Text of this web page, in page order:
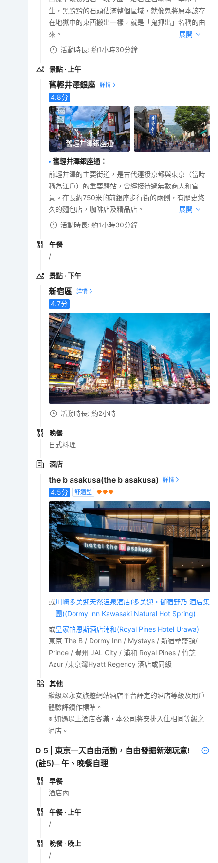
生，黑黔黔的石頭佔滿整個區域，就像鬼將原本該存
在地獄中的東西搬出一樣，就是「鬼押出」名稱的由
來。
展開
活動時長: 約1小時30分鐘
景點 · 上午
舊輕井澤銀座
4.8分
舊輕井澤銀座通
舊輕井澤銀座通 ：
前輕井澤的主要街道，是古代連接京都與東京（當時
稱為江戶）的重要驛站，曾經接待過無數商人和官
員。在長約750米的前銀座步行街的兩側，有歷史悠
久的麵包店，咖啡店及精品店。
展開
活動時長: 約1小時30分鐘
午餐
/
景點 · 下午
新宿區
4.7分
活動時長: 約2小時
晚餐
日式料理
酒店
the b asakusa(the b asakusa)
4.5分 舒適型
或川崎多美迎天然温泉酒店(多美迎・御宿野乃 酒店集
團)(Dormy Inn Kawasaki Natural Hot Spring)
或皇家帕恩斯酒店浦和(Royal Pines Hotel Urawa)
東京 The B / Dormy Inn / Mystays / 新宿華盛頓/
Prince / 豊州 JAL City / 浦和 Royal Pines / 竹芝
Azur /東京灣Hyatt Regency 酒店或同級
其他
鑽級以永安旅遊網站酒店平台評定的酒店等級及用戶
體驗評鑽作標準。
※ 如遇以上酒店客滿，本公司將安排入住相同等級之
酒店。
D 5
東京一天自由活動，自由發掘新潮玩意!
(註5)─ 午、晚餐自理
早餐
酒店內
午餐 · 上午
/
晚餐 · 晚上
/